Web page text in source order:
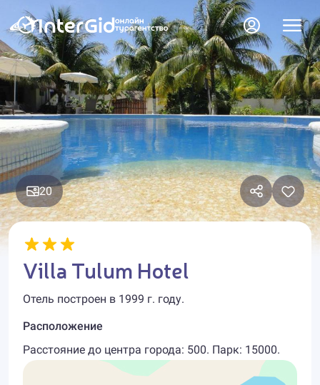
20
Villa Tulum Hotel
Отель построен в 1999 г. году.
Расположение
Расстояние до центра города: 500. Парк: 15000.